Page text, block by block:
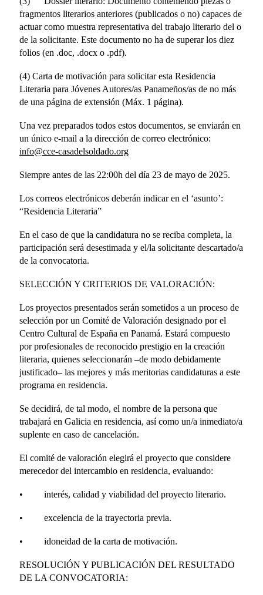
fragmentos literarios anteriores (publicados o no) capaces de
actuar como muestra representativa del trabajo literario del o
de la solicitante. Este documento no ha de superar los diez
folios (en .doc, .docx o .pdf).
(4) Carta de motivación para solicitar esta Residencia
Literaria para Jóvenes Autores/as Panameños/as de no más
de una página de extensión (Máx. 1 página).
Una vez preparados todos estos documentos, se enviarán en
un único e-mail a la dirección de correo electrónico:
info@cce-casadelsoldado.org
Siempre antes de las 22:00h del día 23 de mayo de 2025.
Los correos electrónicos deberán indicar en el ‘asunto’:
“Residencia Literaria”
En el caso de que la candidatura no se reciba completa, la
participación será desestimada y el/la solicitante descartado/a
de la convocatoria.
SELECCIÓN Y CRITERIOS DE VALORACIÓN:
Los proyectos presentados serán sometidos a un proceso de
selección por un Comité de Valoración designado por el
Centro Cultural de España en Panamá. Estará compuesto
por profesionales de reconocido prestigio en la creación
literaria, quienes seleccionarán –de modo debidamente
justificado– las mejores y más meritorias candidaturas a este
programa en residencia.
Se decidirá, de tal modo, el nombre de la persona que
trabajará en Galicia en residencia, así como un/a inmediato/a
suplente en caso de cancelación.
El comité de valoración elegirá el proyecto que considere
merecedor del intercambio en residencia, evaluando:
• interés, calidad y viabilidad del proyecto literario.
• excelencia de la trayectoria previa.
• idoneidad de la carta de motivación.
RESOLUCIÓN Y PUBLICACIÓN DEL RESULTADO
DE LA CONVOCATORIA: